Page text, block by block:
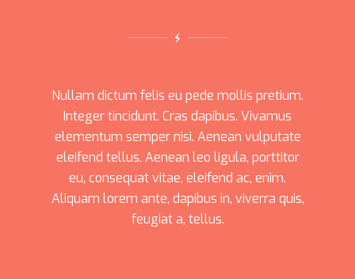
Nullam dictum felis eu pede mollis pretium.
Integer tincidunt. Cras dapibus. Vivamus
elementum semper nisi. Aenean vulputate
eleifend tellus. Aenean leo ligula, porttitor
eu, consequat vitae, eleifend ac, enim.
Aliquam lorem ante, dapibus in, viverra quis,
feugiat a, tellus.